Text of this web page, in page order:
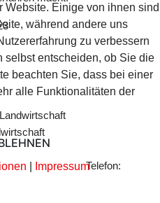
Website. Einige von ihnen sind
während andere uns
zu verbessern
selbst entscheiden, ob Sie die
beachten Sie, dass bei einer
alle Funktionalitäten der
Impressum